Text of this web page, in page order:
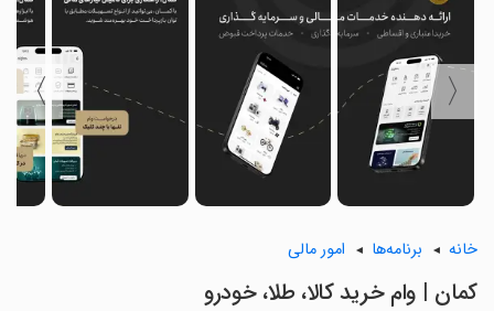
〈
〉
خانه برنامه‌ها امور مالی
‏کمان | وام خرید کالا، طلا، خودرو